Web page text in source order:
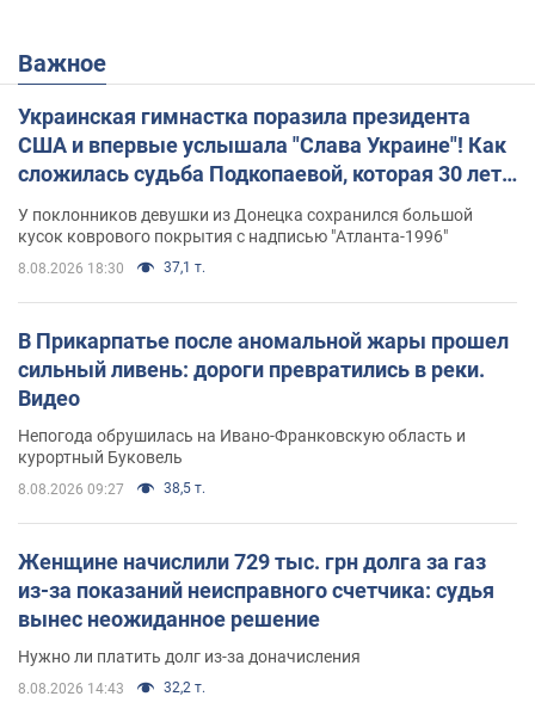
Важное
Украинская гимнастка поразила президента
США и впервые услышала "Слава Украине"! Как
сложилась судьба Подкопаевой, которая 30 лет
У поклонников девушки из Донецка сохранился большой
кусок коврового покрытия с надписью "Атланта-1996"
8.08.2026 18:30 37,1 т.
В Прикарпатье после аномальной жары прошел
сильный ливень: дороги превратились в реки.
Видео
Непогода обрушилась на Ивано-Франковскую область и
курортный Буковель
8.08.2026 09:27 38,5 т.
Женщине начислили 729 тыс. грн долга за газ
из-за показаний неисправного счетчика: судья
вынес неожиданное решение
Нужно ли платить долг из-за доначисления
8.08.2026 14:43 32,2 т.